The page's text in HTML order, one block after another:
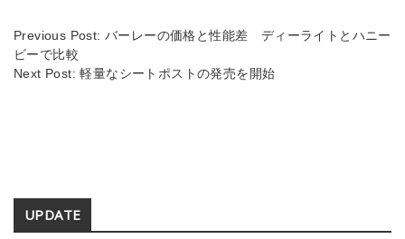
k
Previous Post:バーレーの価格と性能差 ディーライトとハニー
ビーで比較
Next Post:軽量なシートポストの発売を開始
Secondary
UPDATE